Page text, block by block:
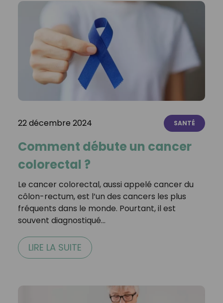
22 décembre 2024 SANTÉ
Comment débute un cancer
colorectal ?
Le cancer colorectal, aussi appelé cancer du
côlon-rectum, est l’un des cancers les plus
fréquents dans le monde. Pourtant, il est
souvent diagnostiqué…
LIRE LA SUITE